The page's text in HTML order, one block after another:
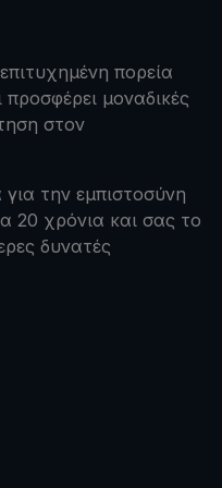
πορεία
μοναδικές
στον
την εμπιστοσύνη
20 χρόνια και σας το
δυνατές